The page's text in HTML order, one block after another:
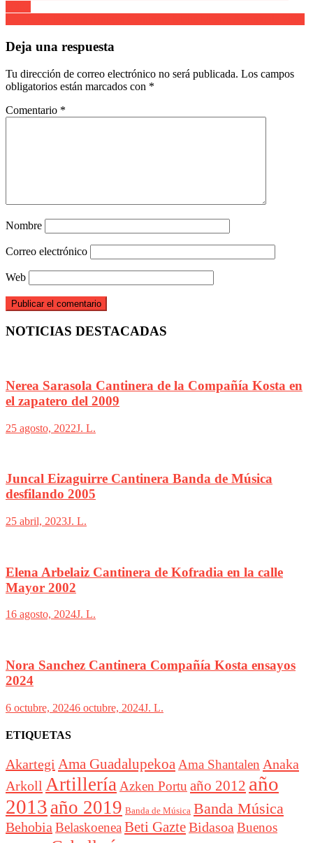
Deja una respuesta
Tu dirección de correo electrónico no será publicada. Los campos
obligatorios están marcados con *
Comentario *
Nombre
Correo electrónico
Web
NOTICIAS DESTACADAS
Nerea Sarasola Cantinera de la Compañía Kosta en
el zapatero del 2009
25 agosto, 2022J. L.
Juncal Eizaguirre Cantinera Banda de Música
desfilando 2005
25 abril, 2023J. L.
Elena Arbelaiz Cantinera de Kofradia en la calle
Mayor 2002
16 agosto, 2024J. L.
Nora Sanchez Cantinera Compañía Kosta ensayos
2024
6 octubre, 20246 octubre, 2024J. L.
ETIQUETAS
Akartegi Ama GuadalupekoaAma Shantalen Anaka
Arkoll ArtilleríaAzken Portu año 2012 año
2013 año 2019 Banda de Música Banda Música
BehobiaBelaskoeneaBeti GazteBidasoaBuenos